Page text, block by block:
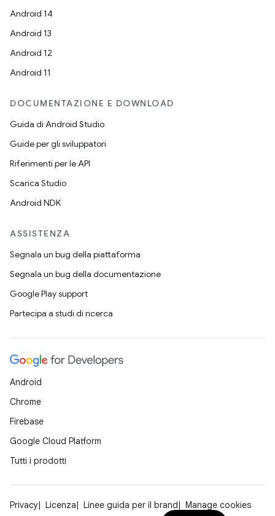
Android 14
Android 13
Android 12
Android 11
DOCUMENTAZIONE E DOWNLOAD
Guida di Android Studio
Guide per gli sviluppatori
Riferimenti per le API
Scarica Studio
Android NDK
ASSISTENZA
Segnala un bug della piattaforma
Segnala un bug della documentazione
Google Play support
Partecipa a studi di ricerca
Android
Chrome
Firebase
Google Cloud Platform
Tutti i prodotti
Privacy Licenza Linee guida per il brand Manage cookies